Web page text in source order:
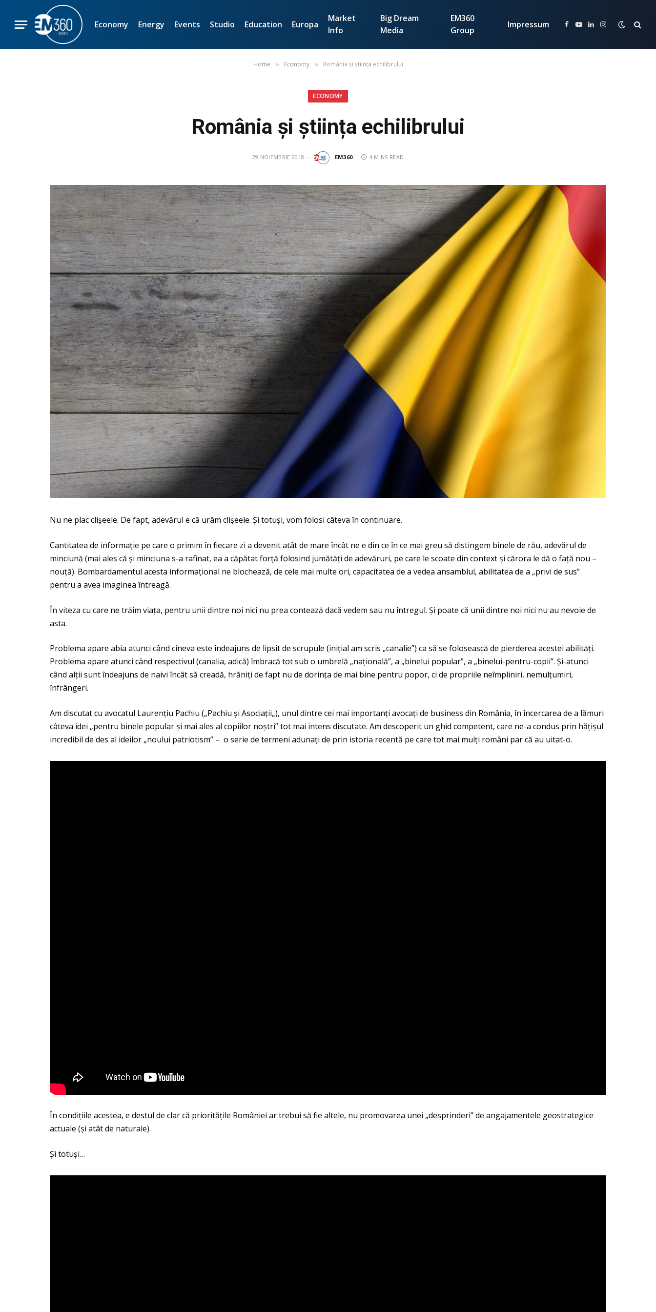
Economy Energy Events Studio Education Europa
Market
Info
Big Dream
Media
EM360
Group
Impressum Facebook
YouTube
LinkedInInstagram
Home » Economy » România și știința echilibrului
ECONOMY
România și știința echilibrului
29 NOIEMBRIE 2018 EM360 4 MINS READ
Nu ne plac clișeele. De fapt, adevărul e că urâm clișeele. Și totuși, vom folosi câteva în continuare.
Cantitatea de informație pe care o primim în fiecare zi a devenit atât de mare încât ne e din ce în ce mai greu să distingem binele de rău, adevărul de
minciună (mai ales că și minciuna s-a rafinat, ea a căpătat forță folosind jumătăți de adevăruri, pe care le scoate din context și cărora le dă o față nou –
nouță). Bombardamentul acesta informațional ne blochează, de cele mai multe ori, capacitatea de a vedea ansamblul, abilitatea de a „privi de sus”
pentru a avea imaginea întreagă.
În viteza cu care ne trăim viața, pentru unii dintre noi nici nu prea contează dacă vedem sau nu întregul. Și poate că unii dintre noi nici nu au nevoie de
asta.
Problema apare abia atunci când cineva este îndeajuns de lipsit de scrupule (inițial am scris „canalie”) ca să se folosească de pierderea acestei abilități.
Problema apare atunci când respectivul (canalia, adică) îmbracă tot sub o umbrelă „națională”, a „binelui popular”, a „binelui-pentru-copii”. Și-atunci
când alții sunt îndeajuns de naivi încât să creadă, hrăniți de fapt nu de dorința de mai bine pentru popor, ci de propriile neîmpliniri, nemulțumiri,
înfrângeri.
Am discutat cu avocatul Laurențiu Pachiu („Pachiu și Asociații„), unul dintre cei mai importanți avocați de business din România, în încercarea de a lămuri
câteva idei „pentru binele popular și mai ales al copiilor noștri” tot mai intens discutate. Am descoperit un ghid competent, care ne-a condus prin hățișul
incredibil de des al ideilor „noului patriotism” – o serie de termeni adunați de prin istoria recentă pe care tot mai mulți români par că au uitat-o.
În condițiile acestea, e destul de clar că prioritățile României ar trebui să fie altele, nu promovarea unei „desprinderi” de angajamentele geostrategice
actuale (și atât de naturale).
Și totuși…